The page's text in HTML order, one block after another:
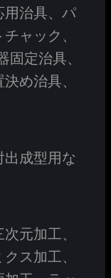
用治具、パ
ャック、
定治具、
め治具、
成型用な
元加工、
ス加工、